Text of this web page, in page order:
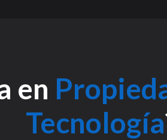
en
Tecnología